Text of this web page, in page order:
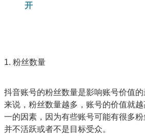
开
1. 粉丝数量
抖音账号的粉丝数量是影响账号价值
来说，粉丝数量越多，账号的价值就
一的因素，因为有些账号可能有很多
并不活跃或者不是目标受众。